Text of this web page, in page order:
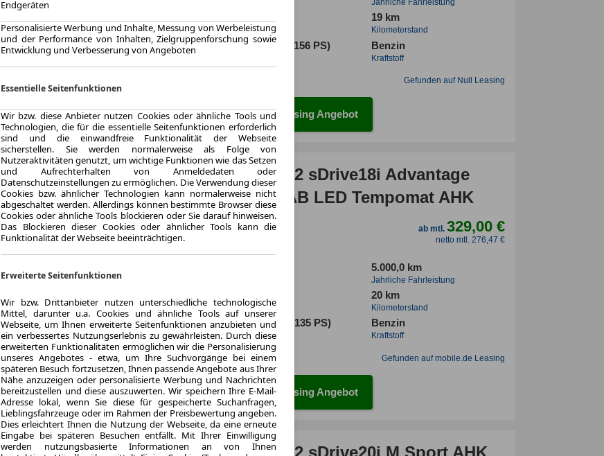
Laufzeit
19 km
Kilometerstand
ca. 115 kW (156 PS) Benzin
Kraftstoff
Gefunden auf Null Leasing
Zum Leasing Angebot
BMW X2 sDrive18i Advantage
HiFi DAB LED Tempomat AHK
ab mtl.329,00 €
netto mtl. 276,47 €
5.000,0 km
Jahrliche Fahrleistung
Laufzeit
20 km
Kilometerstand
ca. 100 kW (135 PS)
Leistung
Benzin
Kraftstoff
Gefunden auf mobile.de Leasing
Zum Leasing Angebot
LEASING
BMW X2 sDrive20i M Sport AHK
LEASING
Endgeräten
Personalisierte Werbung und Inhalte, Messung von Werbeleistung
und der Performance von Inhalten, Zielgruppenforschung sowie
Entwicklung und Verbesserung von Angeboten
Essentielle Seitenfunktionen
Wir bzw. diese Anbieter nutzen Cookies oder ähnliche Tools und
Technologien, die für die essentielle Seitenfunktionen erforderlich
sind und die einwandfreie Funktionalität der Webseite
sicherstellen. Sie werden normalerweise als Folge von
Nutzeraktivitäten genutzt, um wichtige Funktionen wie das Setzen
und Aufrechterhalten von Anmeldedaten oder
Datenschutzeinstellungen zu ermöglichen. Die Verwendung dieser
Cookies bzw. ähnlicher Technologien kann normalerweise nicht
abgeschaltet werden. Allerdings können bestimmte Browser diese
Cookies oder ähnliche Tools blockieren oder Sie darauf hinweisen.
Das Blockieren dieser Cookies oder ähnlicher Tools kann die
Funktionalität der Webseite beeinträchtigen.
Erweiterte Seitenfunktionen
Wir bzw. Drittanbieter nutzen unterschiedliche technologische
Mittel, darunter u.a. Cookies und ähnliche Tools auf unserer
Webseite, um Ihnen erweiterte Seitenfunktionen anzubieten und
ein verbessertes Nutzungserlebnis zu gewährleisten. Durch diese
erweiterten Funktionalitäten ermöglichen wir die Personalisierung
unseres Angebotes - etwa, um Ihre Suchvorgänge bei einem
späteren Besuch fortzusetzen, Ihnen passende Angebote aus Ihrer
Nähe anzuzeigen oder personalisierte Werbung und Nachrichten
bereitzustellen und diese auszuwerten. Wir speichern Ihre E-Mail-
Adresse lokal, wenn Sie diese für gespeicherte Suchanfragen,
Lieblingsfahrzeuge oder im Rahmen der Preisbewertung angeben.
Dies erleichtert Ihnen die Nutzung der Webseite, da eine erneute
Eingabe bei späteren Besuchen entfällt. Mit Ihrer Einwilligung
werden nutzungsbasierte Informationen an von Ihnen